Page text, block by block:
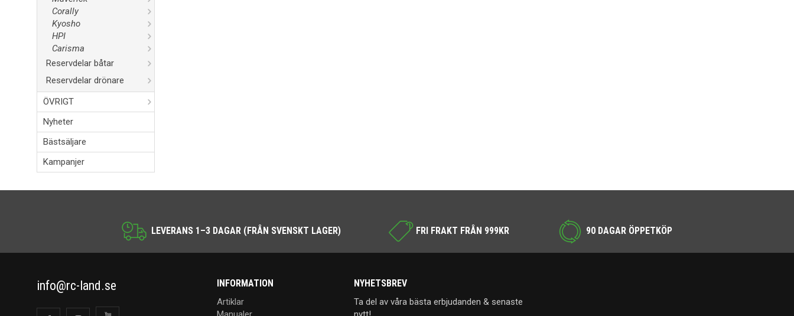
Corally
Kyosho
HPI
Carisma
Reservdelar båtar
Reservdelar drönare
ÖVRIGT
Nyheter
Bästsäljare
Kampanjer
LEVERANS 1–3 DAGAR (FRÅN SVENSKT LAGER) FRI FRAKT FRÅN 999KR 90 DAGAR ÖPPETKÖP
info@rc-land.se INFORMATION
Artiklar
NYHETSBREV
Ta del av våra bästa erbjudanden & senaste